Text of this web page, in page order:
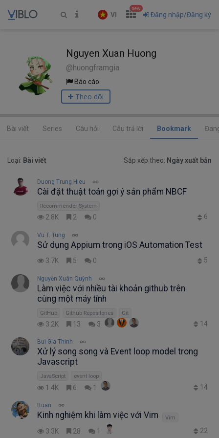
VI
new
Đăng nhập/Đăng ký
Nguyen Xuan Huong
@huongframgia
Báo cáo
Theo dõi
Bài viết Series Câu hỏi Câu trả lời Bookmark
Loại: Bài viết Sắp xếp theo: Ngày xuất bản
Duong Trung Hieu
Cài đặt thuật toán gợi ý sản phẩm NBCF
Recommender System
2.8K 2 0 6
Vu T. Tung
Sử dụng Appium trong iOS Automation Test
3.7K 5 0 5
Nguyễn Xuân Quỳnh
Làm việc với nhiều tài khoản github trên
cùng một máy tính
GitHub Github Repositories Git
3.2K 13 3 14
Bui Gia Thinh
Xử lý song song và Event loop model trong
Javascript
JavaScript event loop
1.4K 6 1 14
ttuan
Kinh nghiệm khi làm việc với Vim Vim
3.3K 28 1 22